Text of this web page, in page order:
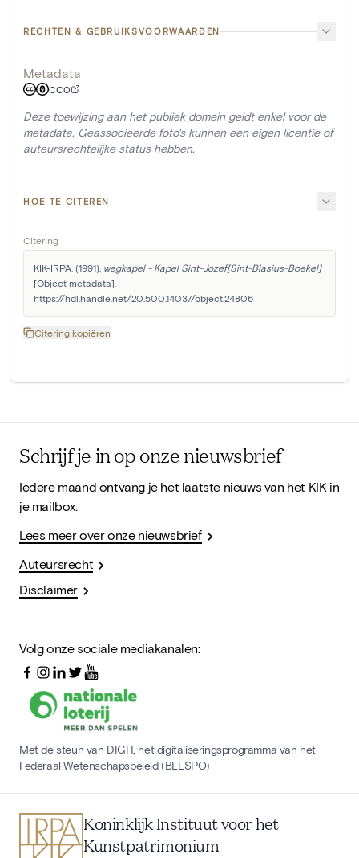
RECHTEN & GEBRUIKSVOORWAARDEN
Metadata
CC0
Deze toewijzing aan het publiek domein geldt enkel voor de
metadata. Geassocieerde foto's kunnen een eigen licentie of
auteursrechtelijke status hebben.
HOE TE CITEREN
Citering
KIK-IRPA. (1991). wegkapel - Kapel Sint-Jozef[Sint-Blasius-Boekel]
[Object metadata].
https://hdl.handle.net/20.500.14037/object.24806
Citering kopiëren
Schrijf je in op onze nieuwsbrief
Iedere maand ontvang je het laatste nieuws van het KIK in
je mailbox.
Lees meer over onze nieuwsbrief
Auteursrecht
Disclaimer
Volg onze sociale mediakanalen:
Met de steun van DIGIT, het digitaliseringsprogramma van het
Federaal Wetenschapsbeleid (BELSPO)
Koninklijk Instituut voor het
Kunstpatrimonium